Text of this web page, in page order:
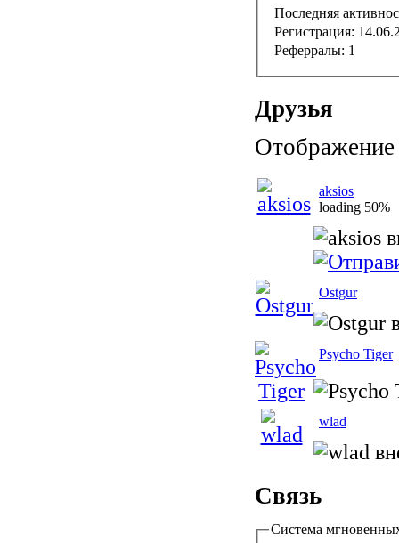
Последняя
Регистрация:
Реферралы: 1
Друзья
Отображение
aksios
loading 50%
Ostgur
Psycho Tiger
wlad
Связь
Система